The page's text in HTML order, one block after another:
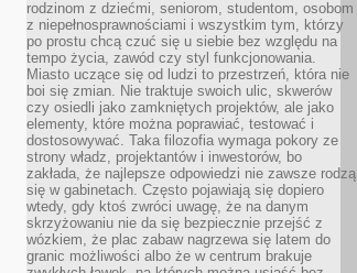
rodzinom z dziećmi, seniorom, studentom, osobom
z niepełnosprawnościami i wszystkim tym, którzy
po prostu chcą czuć się u siebie bez względu na
tempo życia, zawód czy styl funkcjonowania.
Miasto uczące się od ludzi to przestrzeń, która nie
boi się zmian. Nie traktuje swoich ulic, skwerów
czy osiedli jako zamkniętych projektów, ale jako
elementy, które można poprawiać, testować i
dostosowywać. Taka filozofia wymaga pokory ze
strony władz, projektantów i inwestorów, bo
zakłada, że najlepsze odpowiedzi nie zawsze rodzą
się w gabinetach. Często pojawiają się dopiero
wtedy, gdy ktoś zwróci uwagę, że na danym
skrzyżowaniu nie da się bezpiecznie przejść z
wózkiem, że plac zabaw nagrzewa się latem do
granic możliwości albo że w centrum brakuje